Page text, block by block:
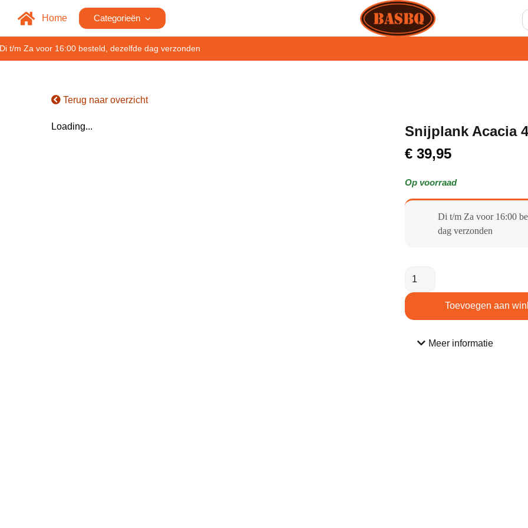
Home Categorieën
t/m Za voor 16:00 besteld, dezelfde dag verzonden
Terug naar overzicht
Loading...
Snijplank Acacia
€ 39,95
Op voorraad
Di t/m Za voor 16:00
dag verzonden​
Toevoegen aan
Meer informatie